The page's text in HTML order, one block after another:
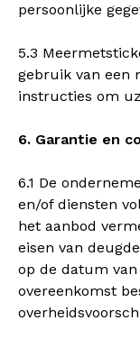
persoonlijke
5.3
gebruik van een
instructies om
6. Garantie en
6.1 De
en/of diensten
het aanbod
eisen van
op de datum
overeenkomst